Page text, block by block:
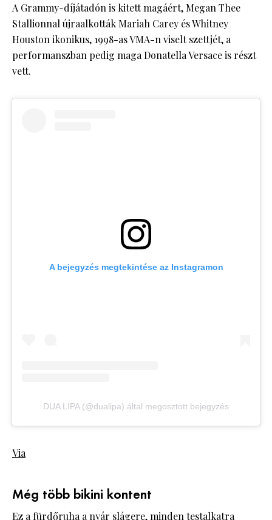
A Grammy-díjátadón is kitett magáért, Megan Thee
Stallionnal újraalkották Mariah Carey és Whitney
Houston ikonikus, 1998-as VMA-n viselt szettjét, a
performanszban pedig maga Donatella Versace is részt
vett.
A bejegyzés megtekintése az Instagramon
DUA LIPA (@dualipa) által megosztott bejegyzés
Via
Még több bikini kontent
Ez a fürdőruha a nyár slágere, minden testalkatra